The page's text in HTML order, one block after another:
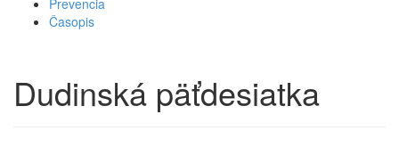
Časopis
Dudinská päťdesiatka